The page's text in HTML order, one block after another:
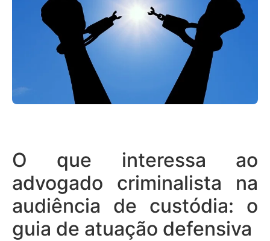
O que interessa ao
advogado criminalista na
audiência de custódia: o
guia de atuação defensiva